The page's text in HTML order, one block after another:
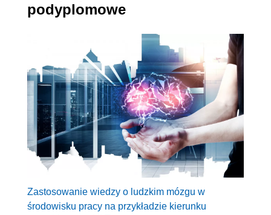
podyplomowe
Zastosowanie wiedzy o ludzkim mózgu w
środowisku pracy na przykładzie kierunku